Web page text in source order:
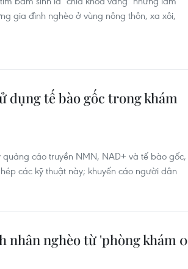
gia đình nghèo ở vùng nông thôn, xa xôi,
dụng tế bào gốc trong khám
cáo truyền NMN, NAD+ và tế bào gốc,
các kỹ thuật này; khuyến cáo người dân
nhân nghèo từ 'phòng khám 0